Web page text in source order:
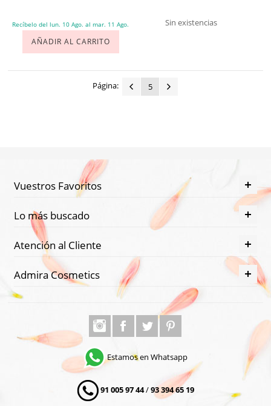
Recíbelo del lun. 10 Ago. al mar. 11 Ago.
AÑADIR AL CARRITO
Sin existencias
Página: 5
Vuestros Favoritos
Lo más buscado
Atención al Cliente
Admira Cosmetics
Estamos en Whatsapp
91 005 97 44/93 394 65 19